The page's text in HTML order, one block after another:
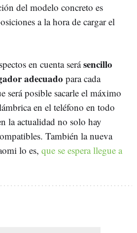
del modelo concreto es
a la hora de cargar el
en cuenta serásencillo
adecuado para cada
será posible sacarle el máximo
en el teléfono en todo
la actualidad no solo hay
También la nueva
lo es, que se espera llegue a